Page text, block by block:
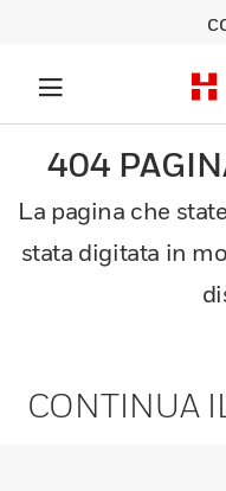
404
La pagina che
stata digitata in
CONTINUA